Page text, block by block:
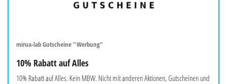
mirua-lab Gutscheine "Werbung"
10% Rabatt auf Alles
10% Rabatt auf Alles. Kein MBW. Nicht mit anderen Aktionen, Gutscheinen und